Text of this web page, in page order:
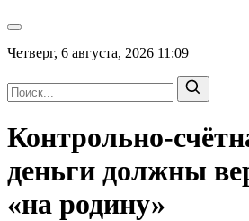
Четверг, 6 августа, 2026 11:09
Контрольно-
деньги должны
«на родину»